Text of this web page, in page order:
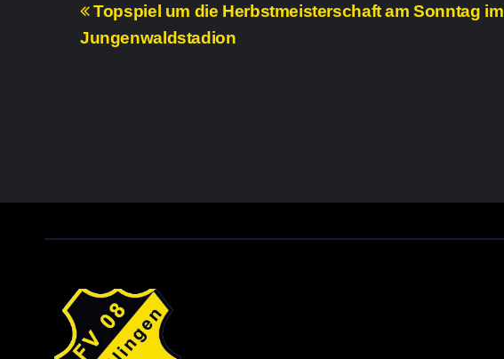
Beitragsnavigation
Topspiel um die Herbstmeisterschaft am Sonntag im
Jungenwaldstadion